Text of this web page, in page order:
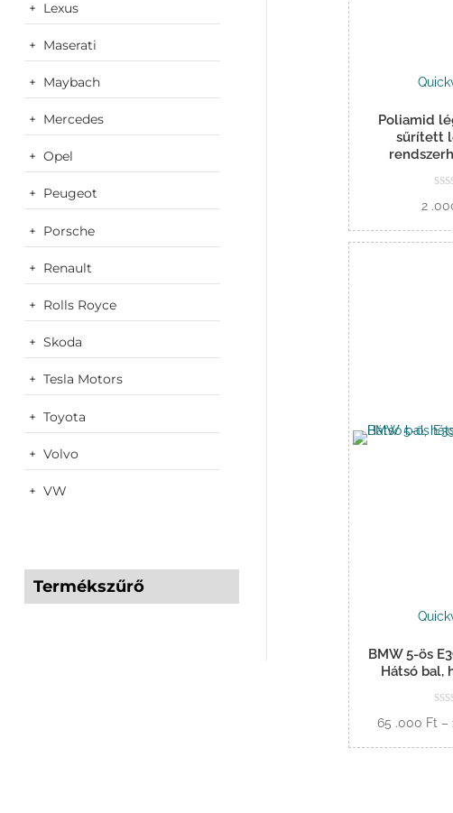
Lexus
Maserati
Maybach
Mercedes
Opel
Peugeot
Porsche
Renault
Rolls Royce
Skoda
Tesla Motors
Toyota
Volvo
VW
Termékszűrő
Poliamid
sűrített
2
BMW 5-ös
Hátsó bal,
65 .000 Ft –